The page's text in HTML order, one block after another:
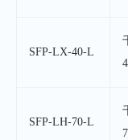
SFP-LX-40-L
SFP-LH-70-L